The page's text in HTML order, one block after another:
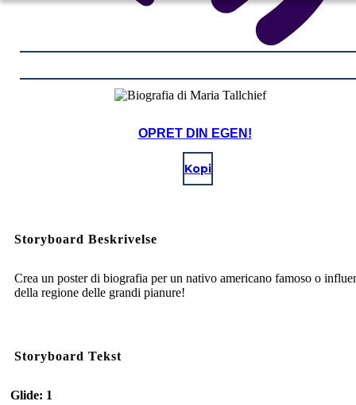
OPRET DIN EGEN!
Kopi
Storyboard Beskrivelse
Crea un poster di biografia per un nativo americano famoso o
della regione delle grandi pianure!
Storyboard Tekst
Glide: 1